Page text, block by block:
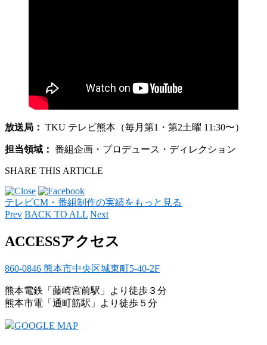
放送局： TKU テレビ熊本（毎月第1・第2土曜 11:30〜）
担当領域： 番組企画・プロデュース・ディレクション
SHARE THIS ARTICLE
テレビCM・番組制作の実績をもっと見る
Prev BACK TO ALL Next
ACCESSアクセス
860-0846 熊本市中央区城東町5-40-2F
熊本電鉄「藤崎宮前駅」より徒歩３分
熊本市電「通町筋駅」より徒歩５分
GOOGLE MAP